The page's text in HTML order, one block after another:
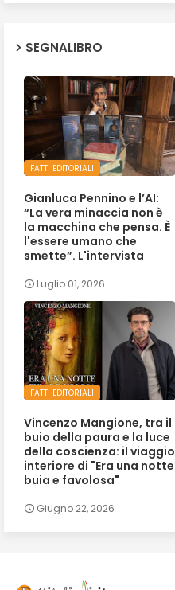
SEGNALIBRO
FATTI EDITORIALI
Gianluca Pennino e l’AI:
“La vera minaccia non è
la macchina che pensa. È
l'essere umano che
smette”. L'intervista
Luglio 01, 2026
FATTI EDITORIALI
Vincenzo Mangione, tra il
buio della paura e la luce
della coscienza: il viaggio
interiore di "Era una notte
buia e favolosa"
Giugno 22, 2026